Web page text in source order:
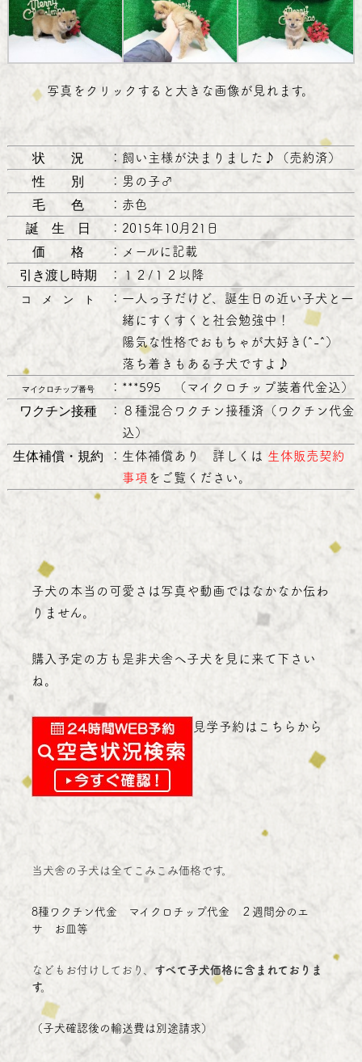
写真をクリックすると大きな画像が見れます。
状 況 ： 飼い主様が決まりました♪（売約済）
性 別 ： 男の子♂
毛 色 ： 赤色
誕 生 日 ： 2015年10月21日
価 格 ： メールに記載
引き渡し時期 ： １２/１２以降
コ メ ン ト ： 一人っ子だけど、誕生日の近い子犬と一
緒にすくすくと社会勉強中！
陽気な性格でおもちゃが大好き(^-^）
落ち着きもある子犬ですよ♪
マイクロチップ番号 ： ***595 （マイクロチップ装着代金込）
ワクチン接種 ：
８種混合ワクチン接種済（ワクチン代金
込）
生体補償・規約 ： 生体補償あり 詳しくは 生体販売契約
事項 をご覧ください。
子犬の本当の可愛さは写真や動画ではなかなか伝わ
りません。
購入予定の方も是非犬舎へ子犬を見に来て下さい
ね。
見学予約はこちらから
当犬舎の子犬は全てこみこみ価格です。
8種ワクチン代金 マイクロチップ代金 ２週間分のエ
サ お皿等
などもお付けしており、 すべて子犬価格に含まれておりま
す。
（子犬確認後の輸送費は別途請求）